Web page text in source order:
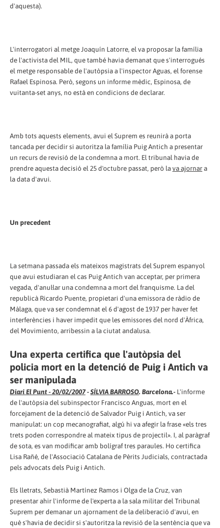
d'aquesta).
L'interrogatori al metge Joaquín Latorre, el va proposar la família
de l'activista del MIL, que també havia demanat que s'interrogués
el metge responsable de l'autòpsia a l'inspector Aguas, el forense
Rafael Espinosa. Però, segons un informe mèdic, Espinosa, de
vuitanta-set anys, no està en condicions de declarar.
Amb tots aquests elements, avui el Suprem es reunirà a porta
tancada per decidir si autoritza la família Puig Antich a presentar
un recurs de revisió de la condemna a mort. El tribunal havia de
prendre aquesta decisió el 25 d'octubre passat, però lava ajornara
la data d'avui.
Un precedent
La setmana passada els mateixos magistrats del Suprem espanyol
que avui estudiaran el cas Puig Antich van acceptar, per primera
vegada, d'anul·lar una condemna a mort del franquisme. La del
republicà Ricardo Puente, propietari d'una emissora de ràdio de
Màlaga, que va ser condemnat el 6 d'agost de 1937 per haver fet
interferències i haver impedit que les emissores del nord d'Àfrica,
del Movimiento, arribessin a la ciutat andalusa.
Una experta certifica que l'autòpsia del
policia mort en la detenció de Puig i Antich va
ser manipulada
Diari El Punt - 20/02/2007-SÍLVIA BARROSO. Barcelona.- L'informe
de l'autòpsia del subinspector Francisco Anguas, mort en el
forcejament de la detenció de Salvador Puig i Antich, va ser
manipulat: un cop mecanografiat, algú hi va afegir la frase «els tres
trets poden correspondre al mateix tipus de projectil». I, al paràgraf
de sota, es van modificar amb bolígraf tres paraules. Ho certifica
Lisa Rañé, de l'Associació Catalana de Pèrits Judicials, contractada
pels advocats dels Puig i Antich.
Els lletrats, Sebastià Martínez Ramos i Olga de la Cruz, van
presentar ahir l'informe de l'experta a la sala militar del Tribunal
Suprem per demanar un ajornament de la deliberació d'avui, en
què s'havia de decidir si s'autoritza la revisió de la sentència que va